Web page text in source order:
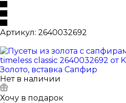
Артикул: 2640032692
Нет в наличии
Хочу в подарок